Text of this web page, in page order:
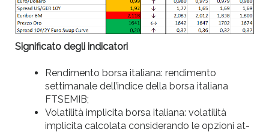
Significato degli indicatori
Rendimento borsa italiana: rendimento
settimanale dell’indice della borsa italiana
FTSEMIB;
Volatilità implicita borsa italiana: volatilità
implicita calcolata considerando le opzioni at-